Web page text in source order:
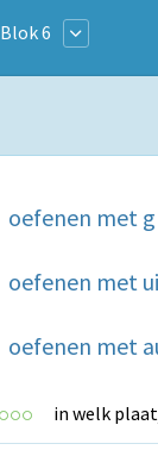
Blok 6
oefenen met g
oefenen met ui
oefenen met
in welk